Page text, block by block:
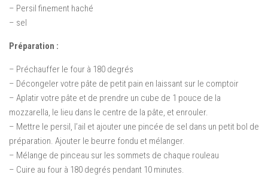
– Persil finement haché
– sel
Préparation :
– Préchauffer le four à 180 degrés
– Décongelervotre pâte de petit pain en laissant sur le comptoir
– Aplatirvotre pâte et de prendre un cube de 1 pouce de la
mozzarella, le lieu dans le centre de la pâte, et enrouler.
– Mettre le persil, l’ail et ajouter une pincée de sel dans un petit bol de
préparation. Ajouter le beurre fondu et mélanger.
– Mélange de pinceau sur les sommets de chaque rouleau
– Cuire au four à 180 degrés pendant 10 minutes.